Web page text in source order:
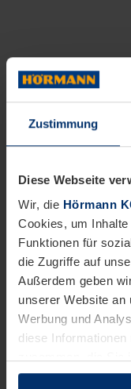
Zustimmung
Diese Webseite
Wir, die Hörmann
Cookies, um
Funktionen für
die Zugriffe auf
Außerdem geben
unserer Website an
Werbung und
diese
sie im Rahmen